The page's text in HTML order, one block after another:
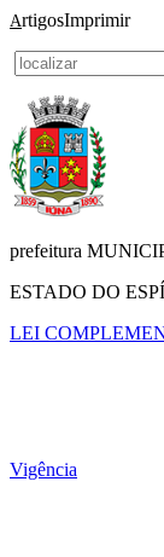
ArtigosImprimir
prefeitura
ESTADO DO
LEI
Vigência